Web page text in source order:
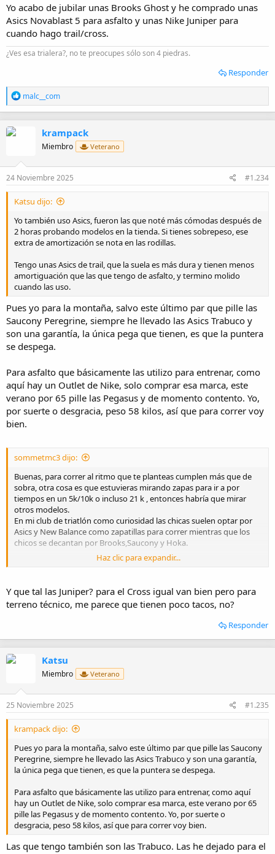
Yo acabo de jubilar unas Brooks Ghost y he comprado unas
Asics Novablast 5 para asfalto y unas Nike Juniper para
cuando hago trail/cross.
¿Ves esa trialera?, no te preocupes sólo son 4 piedras.
Responder
R
e
a
n
s
malc__com
krampack
Miembro Veterano
24 Noviembre 2025 #1.234
Katsu dijo:
Yo también uso Asics, fueron las que noté más cómodas después de
2 horas probando modelos en la tienda. Si tienes sobrepeso, ese
extra de amortización se nota en las rodillas.
Tengo unas Asics de trail, que la suela es más dura y tienen menos
amortiguación que las que tengo de asfalto, y termino molido
cuando las uso.
Pues yo para la montaña, salvo este último par que pille las
Saucony Peregrine, siempre he llevado las Asics Trabuco y
son una garantía, la única pega que tienen, es que la puntera
se despega.
Para asfalto que básicamente las utilizo para entrenar, como
aquí hay un Outlet de Nike, solo comprar esa marca, este
verano por 65 pille las Pegasus y de momento contento. Yo,
por suerte o desgracia, peso 58 kilos, así que para correr voy
bien.
sommetmc3 dijo:
Buenas, para correr al ritmo que te planteas cumplen más que de
sobra, otra cosa es que estuvieras mirando zapas para ir a por
tiempos en un 5k/10k o incluso 21 k , entonces habría que mirar
otros modelos.
En mi club de triatlón como curiosidad las chicas suelen optar por
Asics y New Balance como zapatillas para correr mientras que los
chicos se decantan por Brooks,Saucony y Hoka.
Yo acabo de jubilar unas Brooks Ghost y he comprado unas Asics
trail/cross.
Haz clic para expandir...
Y que tal las Juniper? para el Cross igual van bien pero para
terreno técnico, me parece que tienen poco tacos, no?
Responder
Katsu
Miembro Veterano
25 Noviembre 2025 #1.235
krampack dijo:
Pues yo para la montaña, salvo este último par que pille las Saucony
Peregrine, siempre he llevado las Asics Trabuco y son una garantía,
la única pega que tienen, es que la puntera se despega.
Para asfalto que básicamente las utilizo para entrenar, como aquí
hay un Outlet de Nike, solo comprar esa marca, este verano por 65
pille las Pegasus y de momento contento. Yo, por suerte o
desgracia, peso 58 kilos, así que para correr voy bien.
Las que tengo también son las Trabuco. Las he dejado para el